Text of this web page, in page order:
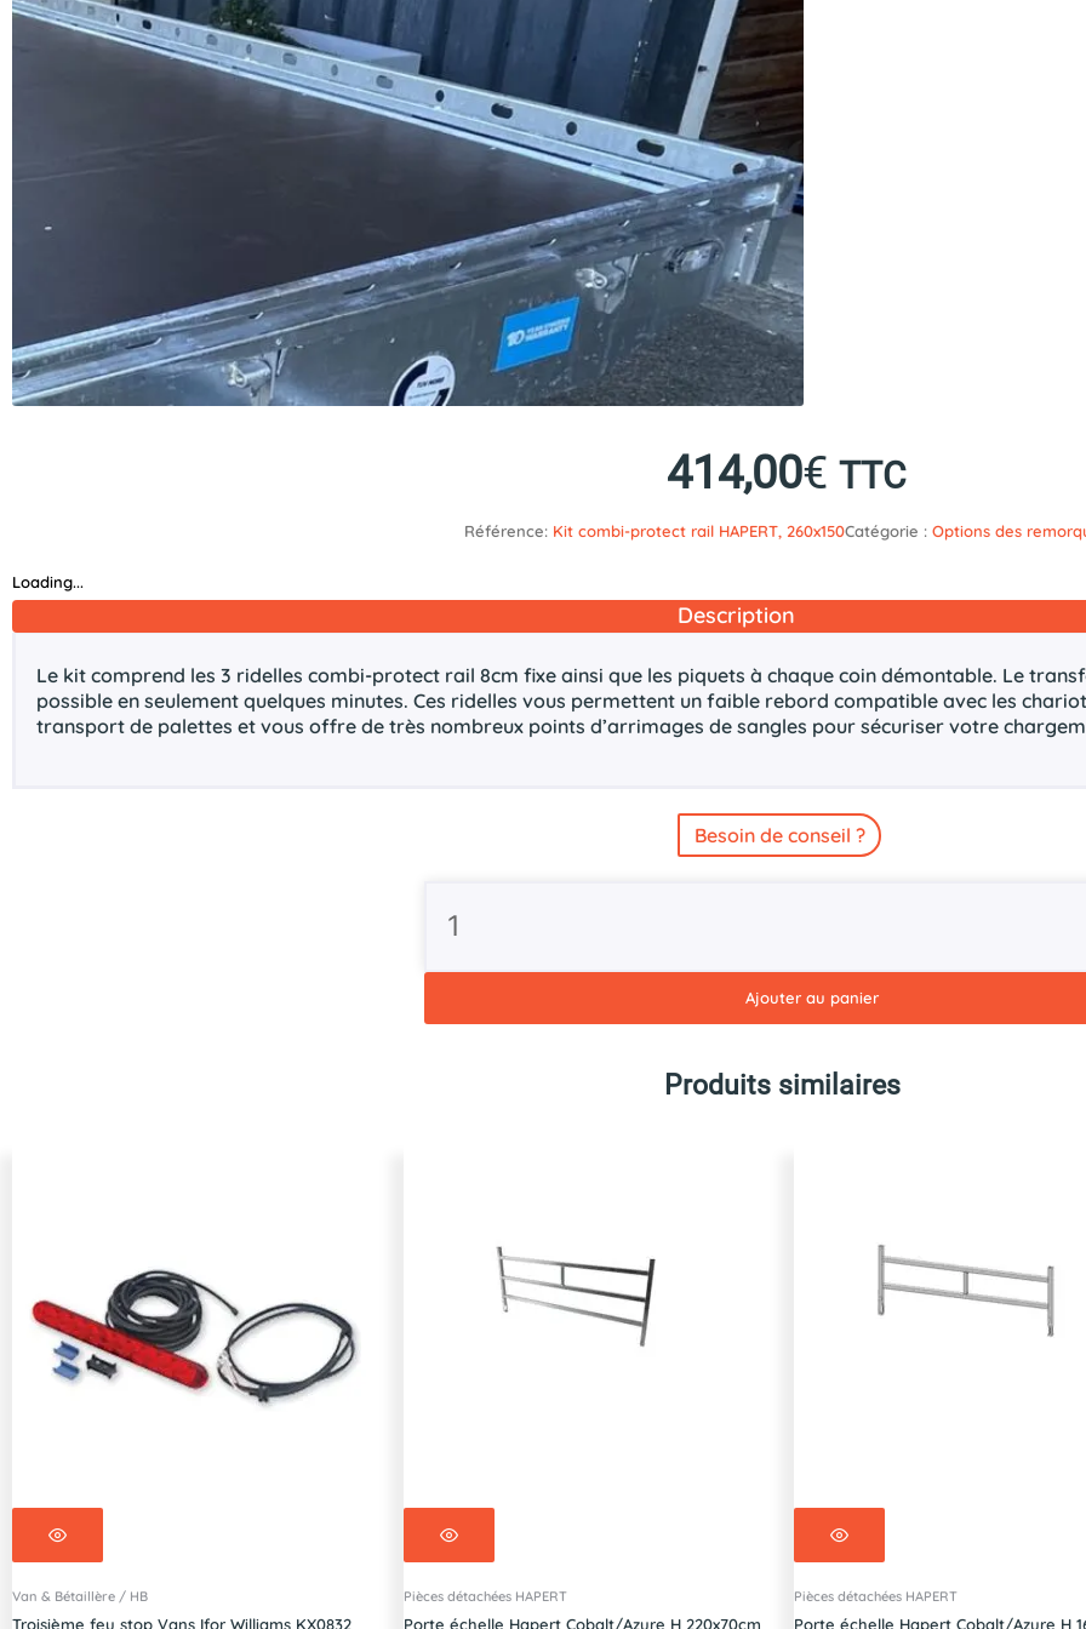
414,00€ TTC
Référence: Kit combi-protect rail HAPERT, 260x150Catégorie :Options des
Loading...
Description
Le kit comprend les 3 ridelles combi-protect rail 8cm fixe ainsi que les piquets à chaque coin démontable. Le
possible en seulement quelques minutes. Ces ridelles vous permettent un faible rebord compatible avec les
transport de palettes et vous offre de très nombreux points d’arrimages de sangles pour sécuriser votre
Besoin de conseil ?
combi-
rail
Ajouter au panier
Produits similaires
Van & Bétaillère / HB
Troisième feu stop Vans Ifor Williams KX0832
Pièces détachées HAPERT
Porte échelle Hapert Cobalt/Azure H 220x70cm
Pièces détachées HAPERT
Porte échelle Hapert Cobalt/Azure H